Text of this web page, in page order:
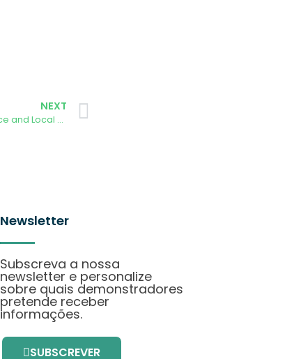
NEXT
Madrid Hosts Event on Citizen Governance and Local Climate Action
Newsletter
Subscreva a nossa
newsletter e personalize
sobre quais demonstradores
pretende receber
informações.
SUBSCREVER